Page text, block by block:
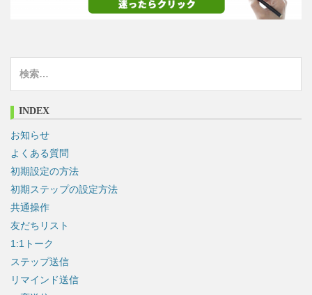
検
:
INDEX
お知らせ
よくある質問
初期設定の方法
初期ステップの設定方法
共通操作
友だちリスト
1:1トーク
ステップ送信
リマインド送信